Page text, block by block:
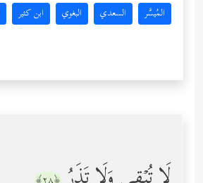
المُيسَّر السعدي البغوي ابن كثير